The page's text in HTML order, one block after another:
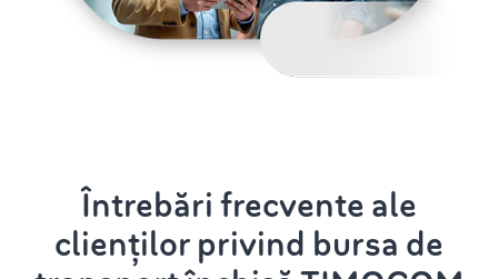
Întrebări frecvente ale
clienților privind bursa de